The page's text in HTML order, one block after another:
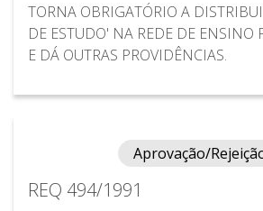
TORNA OBRIGATÓRIO A
DE ESTUDO' NA REDE DE ENSINO
E DÁ OUTRAS PROVIDÊNCIAS.
Aprovação/
REQ 494/1991